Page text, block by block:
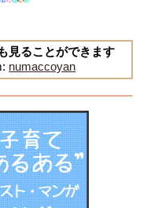
見ることができます
numaccoyan